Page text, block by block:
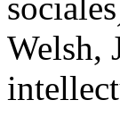
Welsh,